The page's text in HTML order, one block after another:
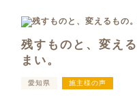
残すものと、変え
まい。
愛知県 施主様の声